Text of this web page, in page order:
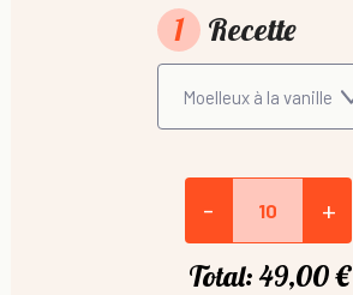
1 Recette
- +
Total: 49,00 €